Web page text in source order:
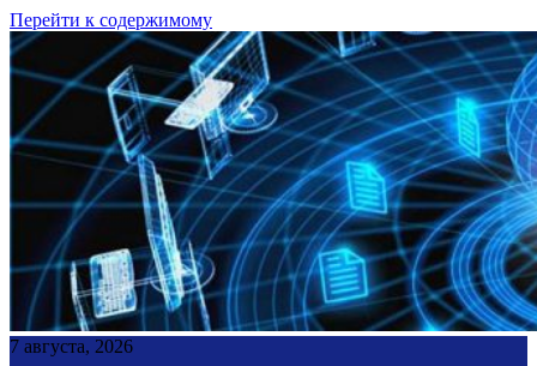
Перейти к содержимому
7 августа, 2026